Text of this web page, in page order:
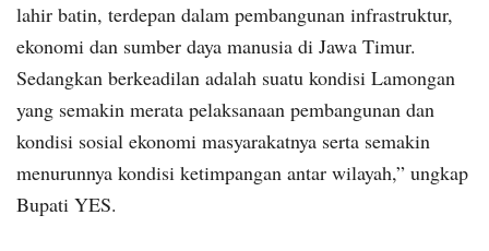
lahir batin, terdepan dalam pembangunan infrastruktur,
ekonomi dan sumber daya manusia di Jawa Timur.
Sedangkan berkeadilan adalah suatu kondisi Lamongan
yang semakin merata pelaksanaan pembangunan dan
kondisi sosial ekonomi masyarakatnya serta semakin
menurunnya kondisi ketimpangan antar wilayah,” ungkap
Bupati YES.